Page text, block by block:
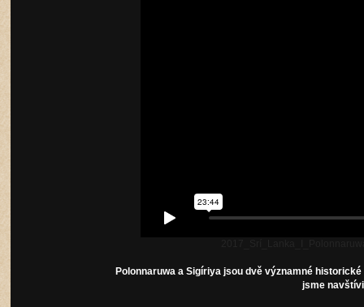
Polonnaruwa a Sigíriya jsou dvě významné
jsme